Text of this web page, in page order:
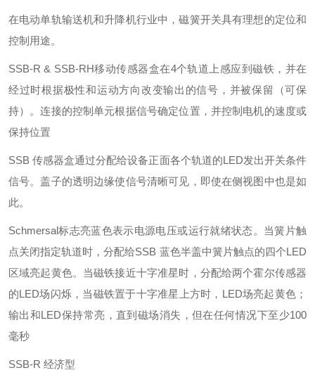
在电动单轨输送机和升降机行业中，磁簧开关具有理想的定位和
控制用途。
SSB-R & SSB-RH移动传感器盒在4个轨道上感应到磁铁，并在
经过时根据极性和运动方向改变输出的信号，并被保留（可保
持）。连接的控制单元根据信号确定位置，并控制电机的速度或
保持位置
SSB 传感器盒通过分配给设备正面各个轨道的LED发出开关条件
信号。盖子的透明边缘使信号清晰可见，即使在侧视图中也是如
此。
Schmersal标志亮蓝色表示电源电压或运行就绪状态。当簧片触
点关闭指定轨道时，分配给SSB 蓝色半盖中簧片触点的四个LED
区域亮起黄色。当磁铁接近十字准星时，分配给两个霍尔传感器
的LED场闪烁，当磁铁置于十字准星上方时，LED场亮起黄色；
输出和LED保持常亮，直到磁场消失，但在任何情况下至少100
毫秒
SSB-R 经济型